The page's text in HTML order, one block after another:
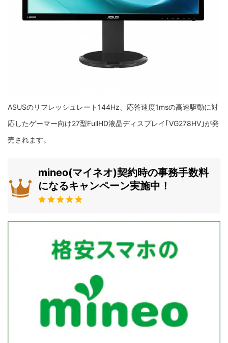
ASUSのリフレッシュレート144Hz、応答速度1msの高速駆動に対
応したゲーマー向け27型FullHD液晶ディスプレイ｢VG278HV｣が発
売されます。
mineo(マイネオ)契約時の事務手数料
になるキャンペーン実施中！